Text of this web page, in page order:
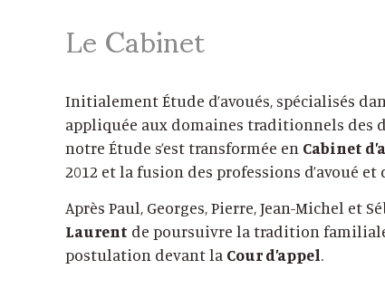
Le Cabinet
Initialement Étude d’avoués, spécialisés
appliquée aux domaines traditionnels des
notre Étude s’est transformée en Cabinet
2012 et la fusion des professions d’avoué et
Après Paul, Georges, Pierre, Jean-Michel et
Laurent de poursuivre la tradition
postulation devant la Cour d’appel.